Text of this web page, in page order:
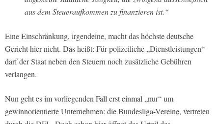
aus dem Steueraufkommen zu finanzieren ist.“
Eine Einschränkung, irgendeine, macht das höchste deutsche
Gericht hier nicht. Das heißt: Für polizeiliche „Dienstleistungen“
darf der Staat neben den Steuern noch zusätzliche Gebühren
verlangen.
Nun geht es im vorliegenden Fall erst einmal „nur“ um
gewinnorientierte Unternehmen: die Bundesliga-Vereine, vertreten